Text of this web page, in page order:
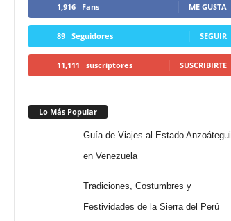
1,916 Fans ME GUSTA
89 Seguidores SEGUIR
11,111 suscriptores SUSCRIBIRTE
Lo Más Popular
Guía de Viajes al Estado Anzoátegui
en Venezuela
Tradiciones, Costumbres y
Festividades de la Sierra del Perú